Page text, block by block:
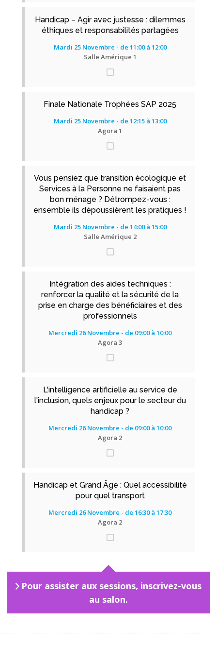
Handicap – Agir avec justesse : dilemmes
éthiques et responsabilités partagées
Mardi 25 Novembre - de 11:00 à 12:00
Salle Amérique 1
Finale Nationale Trophées SAP 2025
Mardi 25 Novembre - de 12:15 à 13:00
Agora 1
Vous pensiez que transition écologique et
Services à la Personne ne faisaient pas
bon ménage ? Détrompez-vous :
ensemble ils dépoussièrent les pratiques !
Mardi 25 Novembre - de 14:00 à 15:00
Salle Amérique 2
Intégration des aides techniques :
renforcer la qualité et la sécurité de la
prise en charge des bénéficiaires et des
professionnels
Mercredi 26 Novembre - de 09:00 à 10:00
Agora 3
L'intelligence artificielle au service de
l'inclusion, quels enjeux pour le secteur du
handicap ?
Mercredi 26 Novembre - de 09:00 à 10:00
Agora 2
Handicap et Grand Âge : Quel accessibilité
pour quel transport
Mercredi 26 Novembre - de 16:30 à 17:30
Agora 2
Pour assister aux sessions, inscrivez-vous
au salon.